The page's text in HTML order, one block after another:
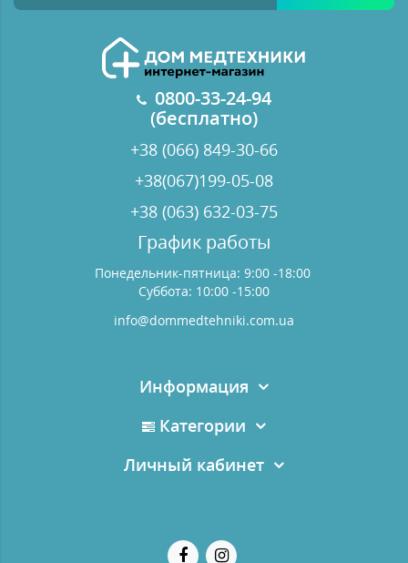
0800-33-24-94
(бесплатно)
+38 (066) 849-30-66
+38(067)199-05-08
+38 (063) 632-03-75
График работы
Понедельник-пятница: 9:00 -18:00
Суббота: 10:00 -15:00
info@dommedtehniki.com.ua
Информация
Категории
Личный кабинет